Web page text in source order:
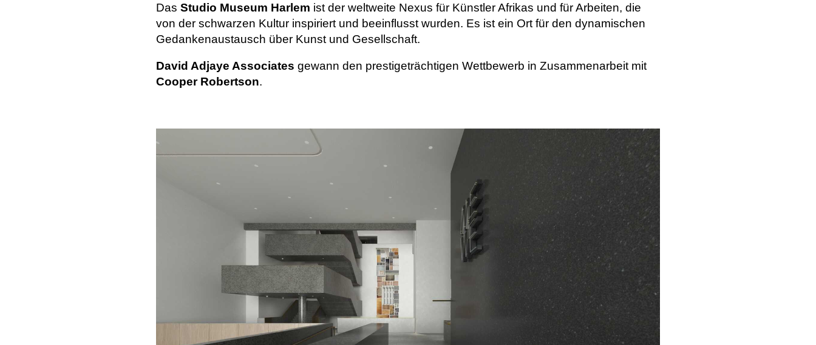
DasStudio Museum Harlem ist der weltweite Nexus für Künstler Afrikas und für Arbeiten, die
von der schwarzen Kultur inspiriert und beeinflusst wurden. Es ist ein Ort für den dynamischen
Gedankenaustausch über Kunst und Gesellschaft.
David Adjaye Associates gewann den prestigeträchtigen Wettbewerb in Zusammenarbeit mit
Cooper Robertson.